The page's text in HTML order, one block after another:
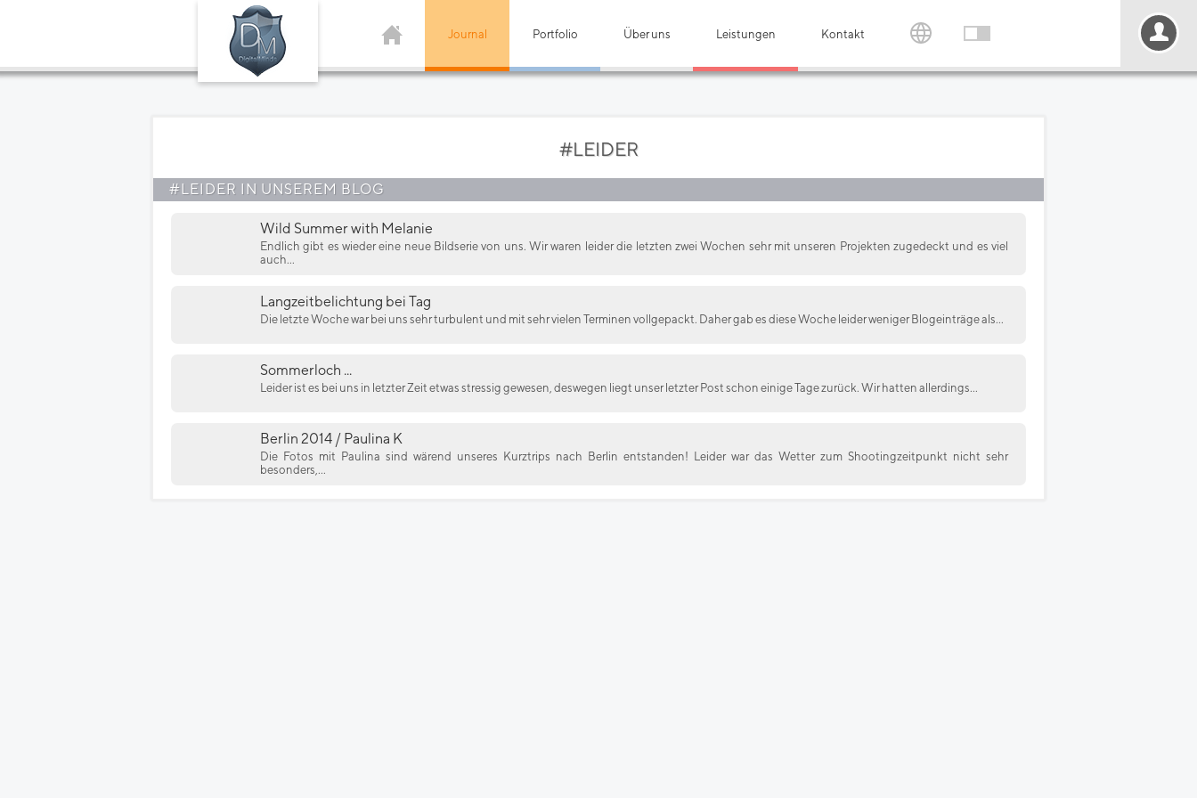
Journal Portfolio Über uns Leistungen Kontakt
#LEIDER
#LEIDER IN UNSEREM BLOG
Wild Summer with Melanie
Endlich gibt es wieder eine neue Bildserie von uns. Wir waren leider die letzten zwei Wochen sehr mit unseren Projekten zugedeckt und es viel
auch...
Langzeitbelichtung bei Tag
Die letzte Woche war bei uns sehr turbulent und mit sehr vielen Terminen vollgepackt. Daher gab es diese Woche leider weniger Blogeinträge als...
Sommerloch ...
Leider ist es bei uns in letzter Zeit etwas stressig gewesen, deswegen liegt unser letzter Post schon einige Tage zurück. Wir hatten allerdings...
Berlin 2014 / Paulina K
Die Fotos mit Paulina sind wärend unseres Kurztrips nach Berlin entstanden! Leider war das Wetter zum Shootingzeitpunkt nicht sehr
besonders,...